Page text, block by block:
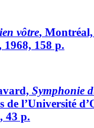
vôtre,
1968, 158 p.
Symphonie
de l’Université
43 p.